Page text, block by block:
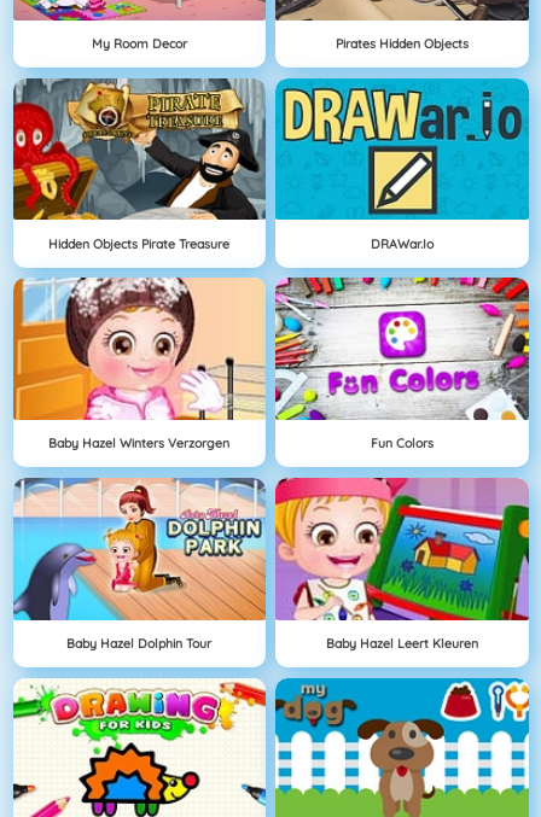
My Room Decor Pirates Hidden Objects
Hidden Objects Pirate Treasure DRAWar.io
Baby Hazel Winters Verzorgen Fun Colors
Baby Hazel Dolphin Tour Baby Hazel Leert Kleuren